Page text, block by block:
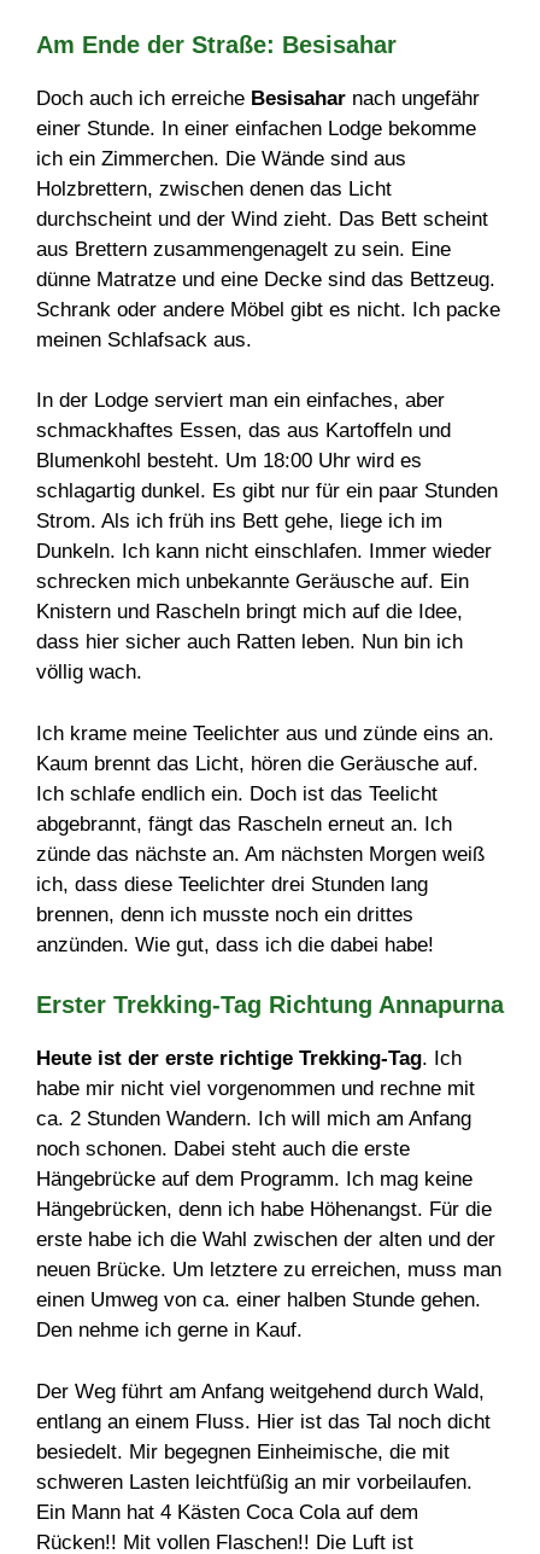
Am Ende der Straße: Besisahar
Doch auch ich erreiche Besisahar nach ungefähr
einer Stunde. In einer einfachen Lodge bekomme
ich ein Zimmerchen. Die Wände sind aus
Holzbrettern, zwischen denen das Licht
durchscheint und der Wind zieht. Das Bett scheint
aus Brettern zusammengenagelt zu sein. Eine
dünne Matratze und eine Decke sind das Bettzeug.
Schrank oder andere Möbel gibt es nicht. Ich packe
meinen Schlafsack aus.
In der Lodge serviert man ein einfaches, aber
schmackhaftes Essen, das aus Kartoffeln und
Blumenkohl besteht. Um 18:00 Uhr wird es
schlagartig dunkel. Es gibt nur für ein paar Stunden
Strom. Als ich früh ins Bett gehe, liege ich im
Dunkeln. Ich kann nicht einschlafen. Immer wieder
schrecken mich unbekannte Geräusche auf. Ein
Knistern und Rascheln bringt mich auf die Idee,
dass hier sicher auch Ratten leben. Nun bin ich
völlig wach.
Ich krame meine Teelichter aus und zünde eins an.
Kaum brennt das Licht, hören die Geräusche auf.
Ich schlafe endlich ein. Doch ist das Teelicht
abgebrannt, fängt das Rascheln erneut an. Ich
zünde das nächste an. Am nächsten Morgen weiß
ich, dass diese Teelichter drei Stunden lang
brennen, denn ich musste noch ein drittes
anzünden. Wie gut, dass ich die dabei habe!
Erster Trekking-Tag Richtung Annapurna
Heute ist der erste richtige Trekking-Tag. Ich
habe mir nicht viel vorgenommen und rechne mit
ca. 2 Stunden Wandern. Ich will mich am Anfang
noch schonen. Dabei steht auch die erste
Hängebrücke auf dem Programm. Ich mag keine
Hängebrücken, denn ich habe Höhenangst. Für die
erste habe ich die Wahl zwischen der alten und der
neuen Brücke. Um letztere zu erreichen, muss man
einen Umweg von ca. einer halben Stunde gehen.
Den nehme ich gerne in Kauf.
Der Weg führt am Anfang weitgehend durch Wald,
entlang an einem Fluss. Hier ist das Tal noch dicht
besiedelt. Mir begegnen Einheimische, die mit
schweren Lasten leichtfüßig an mir vorbeilaufen.
Ein Mann hat 4 Kästen Coca Cola auf dem
Rücken!! Mit vollen Flaschen!! Die Luft ist